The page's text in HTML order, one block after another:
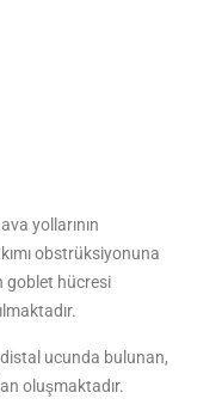
yollarının
obstrüksiyonuna
goblet hücresi
ucunda bulunan,
oluşmaktadır.